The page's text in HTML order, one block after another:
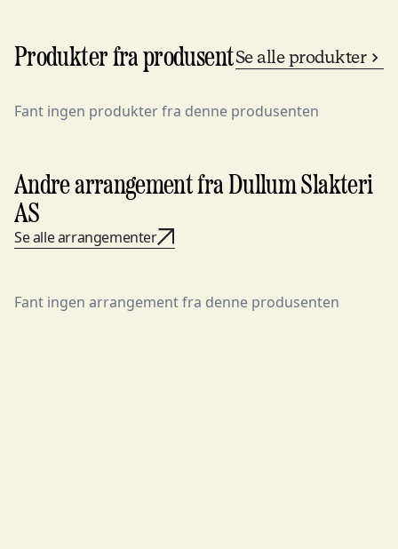
Produkter fra produsentSe alle produkter
Fant ingen produkter fra denne produsenten
Andre arrangement fra Dullum Slakteri
AS
Se alle arrangementer
Fant ingen arrangement fra denne produsenten